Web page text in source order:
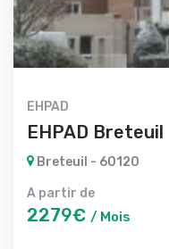
EHPAD
EHPAD Breteuil
Breteuil - 60120
A partir de
2279€ / Mois